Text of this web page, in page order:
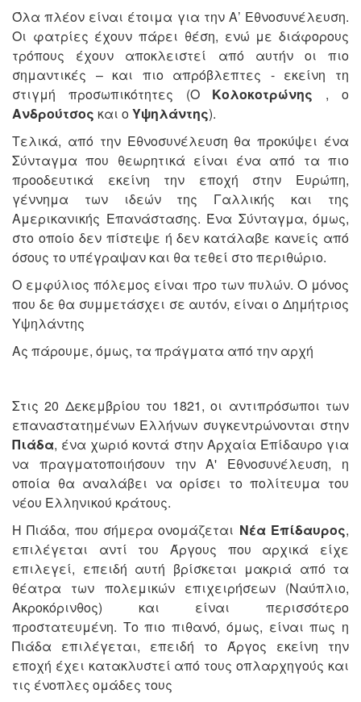
Όλα πλέον είναι έτοιμα για την Α’ Εθνοσυνέλευση.
Οι φατρίες έχουν πάρει θέση, ενώ με διάφορους
τρόπους έχουν αποκλειστεί από αυτήν οι πιο
σημαντικές – και πιο απρόβλεπτες - εκείνη τη
στιγμή προσωπικότητες (Ο Κολοκοτρώνης , ο
Ανδρούτσος και οΥψηλάντης).
Τελικά, από την Εθνοσυνέλευση θα προκύψει ένα
Σύνταγμα που θεωρητικά είναι ένα από τα πιο
προοδευτικά εκείνη την εποχή στην Ευρώπη,
γέννημα των ιδεών της Γαλλικής και της
Αμερικανικής Επανάστασης. Ένα Σύνταγμα, όμως,
στο οποίο δεν πίστεψε ή δεν κατάλαβε κανείς από
όσους το υπέγραψαν και θα τεθεί στο περιθώριο.
Ο εμφύλιος πόλεμος είναι προ των πυλών. Ο μόνος
που δε θα συμμετάσχει σε αυτόν, είναι ο Δημήτριος
Υψηλάντης
Ας πάρουμε, όμως, τα πράγματα από την αρχή
Στις 20 Δεκεμβρίου του 1821, οι αντιπρόσωποι των
επαναστατημένων Ελλήνων συγκεντρώνονται στην
Πιάδα, ένα χωριό κοντά στην Αρχαία Επίδαυρο για
να πραγματοποιήσουν την Α' Εθνοσυνέλευση, η
οποία θα αναλάβει να ορίσει το πολίτευμα του
νέου Ελληνικού κράτους.
Η Πιάδα, που σήμερα ονομάζεται Νέα Επίδαυρος,
επιλέγεται αντί του Άργους που αρχικά είχε
επιλεγεί, επειδή αυτή βρίσκεται μακριά από τα
θέατρα των πολεμικών επιχειρήσεων (Ναύπλιο,
Ακροκόρινθος) και είναι περισσότερο
προστατευμένη. Το πιο πιθανό, όμως, είναι πως η
Πιάδα επιλέγεται, επειδή το Άργος εκείνη την
εποχή έχει κατακλυστεί από τους οπλαρχηγούς και
τις ένοπλες ομάδες τους